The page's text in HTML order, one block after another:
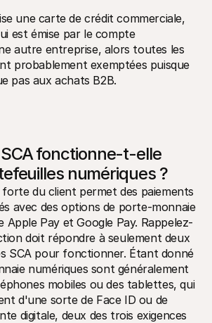
une carte de crédit commerciale,
est émise par le compte
autre entreprise, alors toutes les
probablement exemptées puisque
pas aux achats B2B.
fonctionne-t-elle
numériques ?
du client permet des paiements
avec des options de porte-monnaie
Apple Pay et Google Pay. Rappelez-
doit répondre à seulement deux
SCA pour fonctionner. Étant donné
numériques sont généralement
mobiles ou des tablettes, qui
d'une sorte de Face ID ou de
digitale, deux des trois exigences